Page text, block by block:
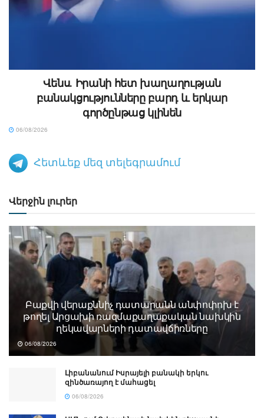
Վենս․ Իրանի հետ խաղաղության
բանակցությունները բարդ և երկար
գործընթաց կլինեն
06/08/2026
Հետևեք մեզ տելեգրամում
Վերջին լուրեր
Բաքվի վերաքննիչ դատարանն անփոփոխ է
թողել Արցախի ռազմաքաղաքական նախկին
ղեկավարների դատավճիռները
06/08/2026
Լիբանանում Իսրայելի բանակի երկու
զինծառայող է մահացել
06/08/2026